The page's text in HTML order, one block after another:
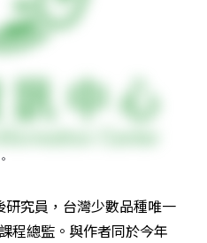
研究員，台灣少數品種唯一
程總監。與作者同於今年